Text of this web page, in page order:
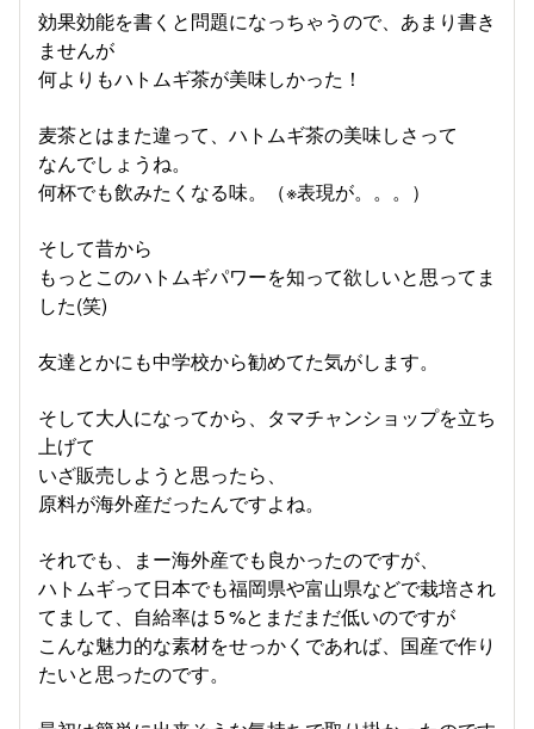
効果効能を書くと問題になっちゃうので、あまり書き
ませんが
何よりもハトムギ茶が美味しかった！
麦茶とはまた違って、ハトムギ茶の美味しさって
なんでしょうね。
何杯でも飲みたくなる味。（※表現が。。。）
そして昔から
もっとこのハトムギパワーを知って欲しいと思ってま
した(笑)
友達とかにも中学校から勧めてた気がします。
そして大人になってから、タマチャンショップを立ち
上げて
いざ販売しようと思ったら、
原料が海外産だったんですよね。
それでも、まー海外産でも良かったのですが、
ハトムギって日本でも福岡県や富山県などで栽培され
てまして、自給率は５%とまだまだ低いのですが
こんな魅力的な素材をせっかくであれば、国産で作り
たいと思ったのです。